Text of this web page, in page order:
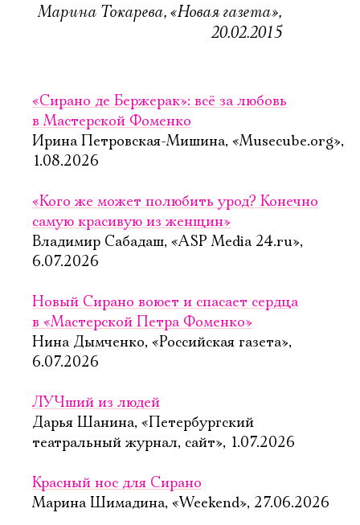
Марина Токарева, «Новая газета»,
20.02.2015
«Сирано де Бержерак»: всё за любовь
в Мастерской Фоменко
Ирина Петровская-Мишина, «Musecube.org»,
1.08.2026
«Кого же может полюбить урод? Конечно
самую красивую из женщин»
Владимир Сабадаш, «ASP Media 24.ru»,
6.07.2026
Новый Сирано воюет и спасает сердца
в «Мастерской Петра Фоменко»
Нина Дымченко, «Российская газета»,
6.07.2026
ЛУЧший из людей
Дарья Шанина, «Петербургский
театральный журнал, сайт», 1.07.2026
Красный нос для Сирано
Марина Шимадина, «Weekend», 27.06.2026